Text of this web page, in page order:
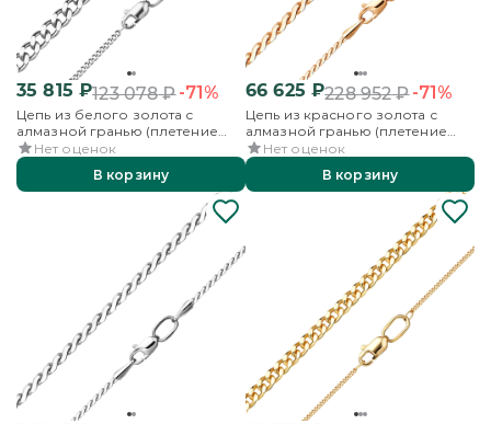
35 815 ₽123 078₽-71%
Цепь из белого золота с
алмазной гранью (плетение
«Панцирное»)
Нет оценок
В корзину
66 625 ₽228 952₽-71%
Цепь из красного золота с
алмазной гранью (плетение
«Панцирное плоское»)
Нет оценок
В корзину